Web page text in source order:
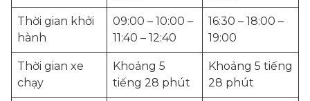
Thời gian khởi
hành
09:00 – 10:00 –
11:40 – 12:40
16:30 – 18:00 –
19:00
Thời gian xe
chạy
Khoảng 5
tiếng 28 phút
Khoảng 5 tiếng
28 phút